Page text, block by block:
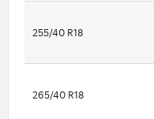
255/40 R18
265/40 R18